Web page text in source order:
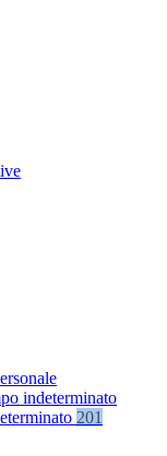
indeterminato
201